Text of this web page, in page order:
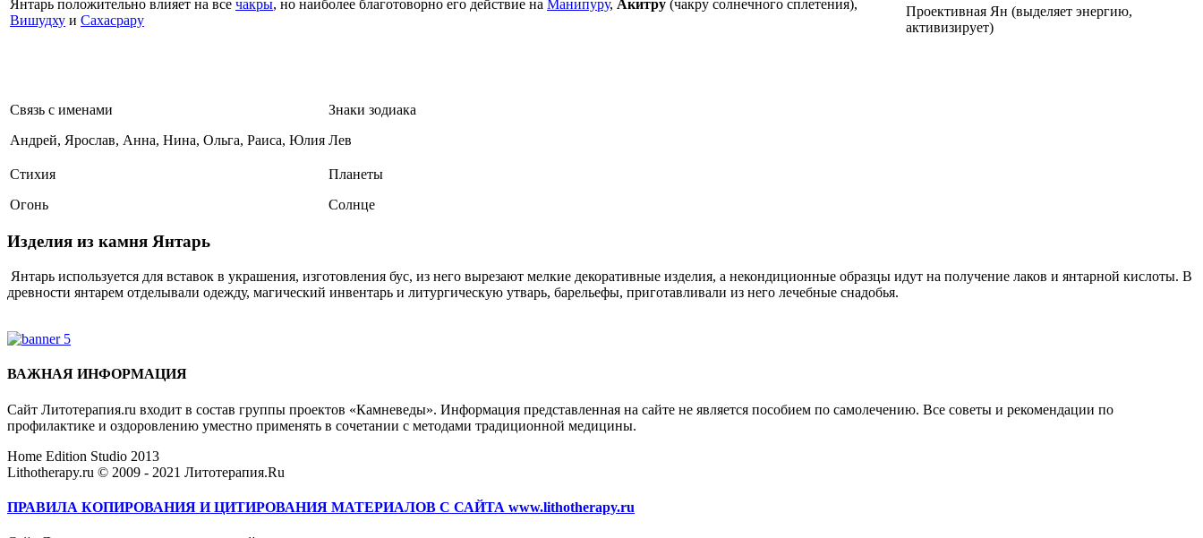
Янтарь положительно влияет на все чакры, но наиболее благотоворно его действие на Манипуру, Акитру (чакру солнечного сплетения),
Вишудху и Сахасрару
Проективная Ян (выделяет энергию,
активизирует)
Связь с именами
Андрей, Ярослав, Анна, Нина, Ольга, Раиса, Юлия
Знаки зодиака
Лев
Стихия
Огонь
Планеты
Солнце
Изделия из камня Янтарь
Янтарь используется для вставок в украшения, изготовления бус, из него вырезают мелкие декоративные изделия, а некондиционные образцы идут на получение лаков и янтарной кислоты. В
древности янтарем отделывали одежду, магический инвентарь и литургическую утварь, барельефы, приготавливали из него лечебные снадобья.
ВАЖНАЯ ИНФОРМАЦИЯ
Сайт Литотерапия.ru входит в состав группы проектов «Камневеды». Информация представленная на сайте не является пособием по самолечению. Все советы и рекомендации по
профилактике и оздоровлению уместно применять в сочетании с методами традиционной медицины.
Home Edition Studio 2013
Lithotherapy.ru © 2009 - 2021 Литотерапия.Ru
ПРАВИЛА КОПИРОВАНИЯ И ЦИТИРОВАНИЯ МАТЕРИАЛОВ С САЙТА www.lithotherapy.ru